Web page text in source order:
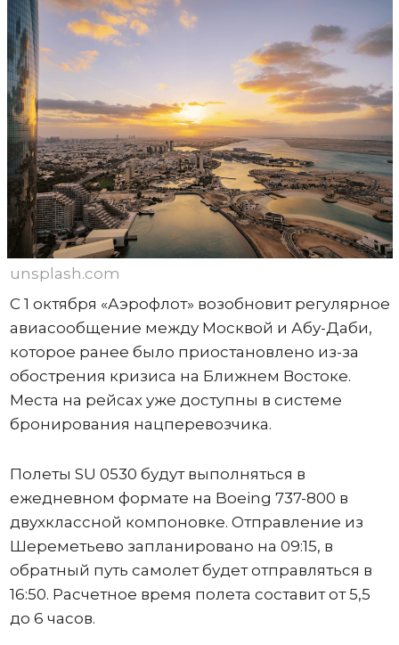
unsplash.com
С 1 октября «Аэрофлот» возобновит регулярное
авиасообщение между Москвой и Абу-Даби,
которое ранее было приостановлено из-за
обострения кризиса на Ближнем Востоке.
Места на рейсах уже доступны в системе
бронирования нацперевозчика.
Полеты SU 0530 будут выполняться в
ежедневном формате на Boeing 737-800 в
двухклассной компоновке. Отправление из
Шереметьево запланировано на 09:15, в
обратный путь самолет будет отправляться в
16:50. Расчетное время полета составит от 5,5
до 6 часов.